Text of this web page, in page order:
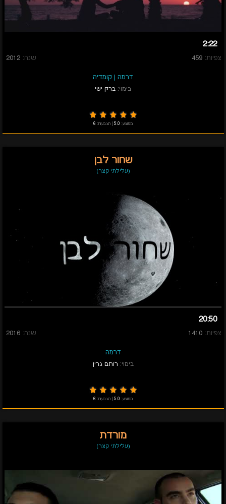
2:22
צפיות: 459 שנה: 2012
דרמה | קומדיה
בימוי: ברק ישי
ממוצע: 5.0 הצבעות: 6
שחור לבן
(עלילתי קצר)
20:50
צפיות: 1410 שנה: 2016
דרמה
בימוי: רותם גרין
ממוצע: 5.0 הצבעות: 6
מורדת
(עלילתי קצר)